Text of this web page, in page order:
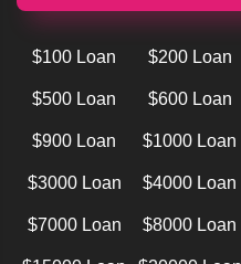
$100 Loan $200 Loan
$500 Loan $600 Loan
$900 Loan $1000 Loan
$3000 Loan $4000 Loan
$7000 Loan $8000 Loan